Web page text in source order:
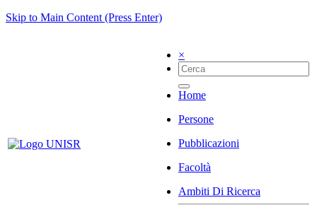
Skip to Main Content (Press Enter)
×
Home
Persone
Pubblicazioni
Facoltà
Ambiti Di Ricerca